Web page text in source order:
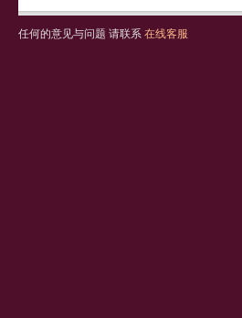
任何的意见与问题 请联系 在线客服